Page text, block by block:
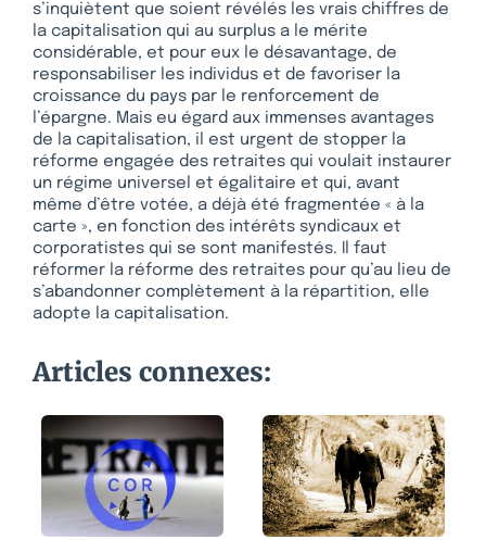
s’inquiètent que soient révélés les vrais chiffres de
la capitalisation qui au surplus a le mérite
considérable, et pour eux le désavantage, de
responsabiliser les individus et de favoriser la
croissance du pays par le renforcement de
l’épargne. Mais eu égard aux immenses avantages
de la capitalisation, il est urgent de stopper la
réforme engagée des retraites qui voulait instaurer
un régime universel et égalitaire et qui, avant
même d’être votée, a déjà été fragmentée « à la
carte », en fonction des intérêts syndicaux et
corporatistes qui se sont manifestés. Il faut
réformer la réforme des retraites pour qu’au lieu de
s’abandonner complètement à la répartition, elle
adopte la capitalisation.
Articles connexes: